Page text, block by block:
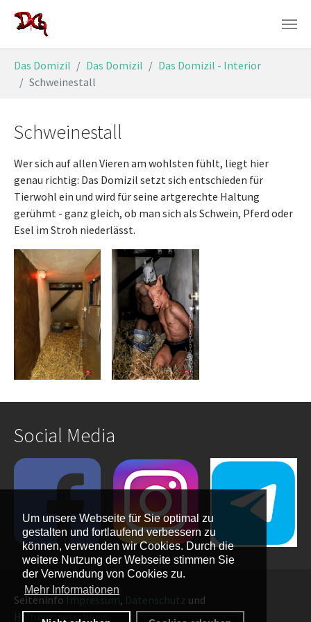
Um unsere Webseite für Sie optimal zu
gestalten und fortlaufend verbessern zu
können, verwenden wir Cookies. Durch die
weitere Nutzung der Webseite stimmen Sie
der Verwendung von Cookies zu.
Mehr Informationen
Zum Hauptinhalt springen
Das Domizil Das Domizil
Das Domizil - Interior
Schweinestall
Schweinestall
Wer sich auf allen Vieren am wohlsten fühlt, liegt hier
genau richtig: Das Domizil setzt sich entschieden für
Tierwohl ein und wird für seine artgerechte Haltung
gerühmt - ganz gleich, ob man sich als Schwein, Pferd oder
Esel im Stroh niederlässt.
Social Media
Seiteninfo Impressum, Datenschutz und
Haftungsausschluss